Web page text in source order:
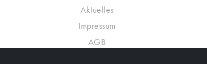
Aktuelles
Impressum
AGB